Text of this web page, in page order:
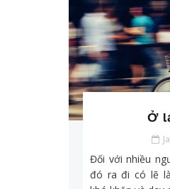
Ở
Đối với nhiều
đó ra đi có lẽ